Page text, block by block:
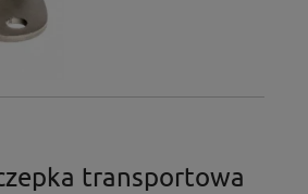
transportowa